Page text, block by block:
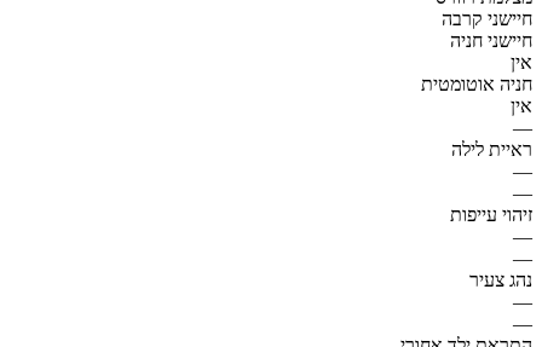
חיישני קרבה
חיישני חניה
אין
חניה אוטומטית
אין
—
ראיית לילה
—
—
זיהוי עייפות
—
—
נהג צעיר
—
—